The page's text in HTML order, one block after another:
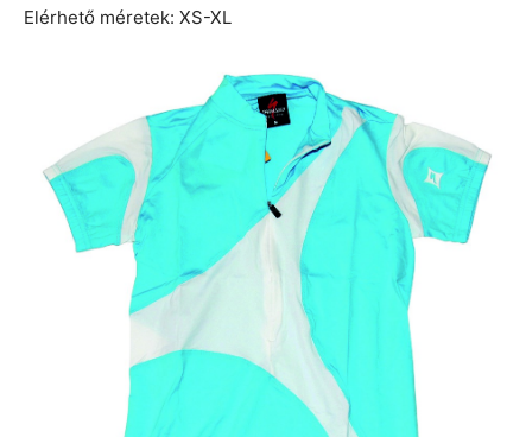
Elérhető méretek: XS-XL